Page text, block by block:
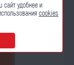
сайтудобнее и
cookies